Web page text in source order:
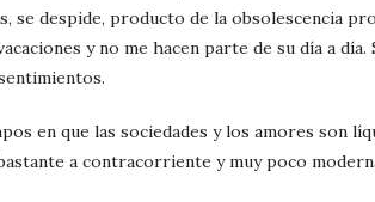
se despide, producto de la obsolescencia
y no me hacen parte de su día a
en que las sociedades y los amores son
a contracorriente y muy poco